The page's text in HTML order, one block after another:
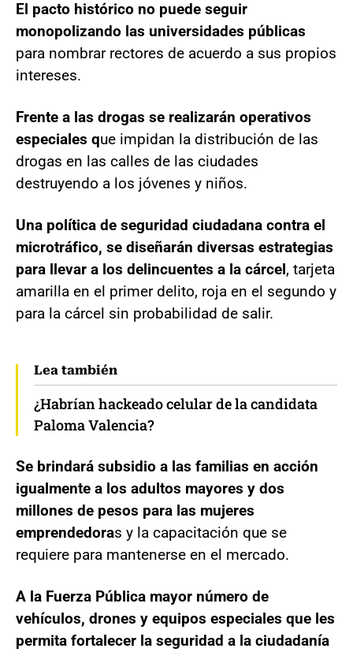
El pacto histórico no puede seguir
monopolizando las universidades públicas
para nombrar rectores de acuerdo a sus propios
intereses.
Frente a las drogas se realizarán operativos
especiales que impidan la distribución de las
drogas en las calles de las ciudades
destruyendo a los jóvenes y niños.
Una política de seguridad ciudadana contra el
microtráfico, se diseñarán diversas estrategias
para llevar a los delincuentes a la cárcel, tarjeta
amarilla en el primer delito, roja en el segundo y
para la cárcel sin probabilidad de salir.
Lea también
¿Habrían hackeado celular de la candidata
Paloma Valencia?
Se brindará subsidio a las familias en acción
igualmente a los adultos mayores y dos
millones de pesos para las mujeres
emprendedoras y la capacitación que se
requiere para mantenerse en el mercado.
A la Fuerza Pública mayor número de
vehículos, drones y equipos especiales que les
permita fortalecer la seguridad a la ciudadanía